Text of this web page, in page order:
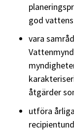
god
vara
åtgärder
utföra